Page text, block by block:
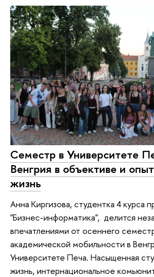
Семестр в Университете
Венгрия в объективе и
жизнь
Анна Киргизова, студентка 4 курса
"Бизнес-информатика", делится
впечатлениями от осеннего
академической мобильности в
Университете Печа. Насыщенная
жизнь, интернациональное